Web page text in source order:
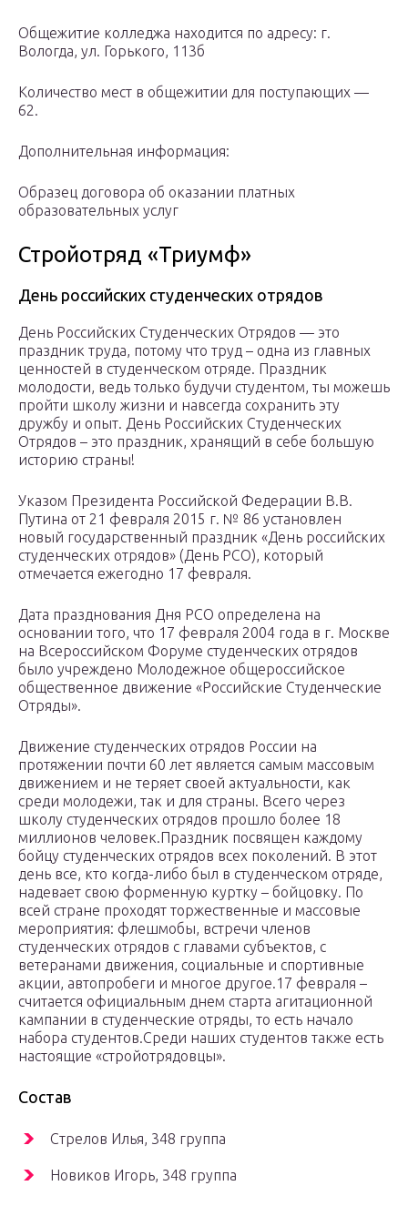
Общежитие колледжа находится по адресу: г.
Вологда, ул. Горького, 113б
Количество мест в общежитии для поступающих —
62.
Дополнительная информация:
Образец договора об оказании платных
образовательных услуг
Стройотряд «Триумф»
День российских студенческих отрядов
День Российских Студенческих Отрядов — это
праздник труда, потому что труд – одна из главных
ценностей в студенческом отряде. Праздник
молодости, ведь только будучи студентом, ты можешь
пройти школу жизни и навсегда сохранить эту
дружбу и опыт. День Российских Студенческих
Отрядов – это праздник, хранящий в себе большую
историю страны!
Указом Президента Российской Федерации В.В.
Путина от 21 февраля 2015 г. № 86 установлен
новый государственный праздник «День российских
студенческих отрядов» (День РСО), который
отмечается ежегодно 17 февраля.
Дата празднования Дня РСО определена на
основании того, что 17 февраля 2004 года в г. Москве
на Всероссийском Форуме студенческих отрядов
было учреждено Молодежное общероссийское
общественное движение «Российские Студенческие
Отряды».
Движение студенческих отрядов России на
протяжении почти 60 лет является самым массовым
движением и не теряет своей актуальности, как
среди молодежи, так и для страны. Всего через
школу студенческих отрядов прошло более 18
миллионов человек.Праздник посвящен каждому
бойцу студенческих отрядов всех поколений. В этот
день все, кто когда-либо был в студенческом отряде,
надевает свою форменную куртку – бойцовку. По
всей стране проходят торжественные и массовые
мероприятия: флешмобы, встречи членов
студенческих отрядов с главами субъектов, с
ветеранами движения, социальные и спортивные
акции, автопробеги и многое другое.17 февраля –
считается официальным днем старта агитационной
кампании в студенческие отряды, то есть начало
набора студентов.Среди наших студентов также есть
настоящие «стройотрядовцы».
Состав
Стрелов Илья, 348 группа
Новиков Игорь, 348 группа